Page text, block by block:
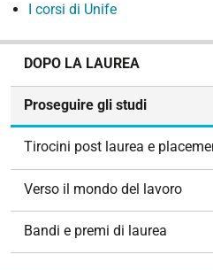
I corsi di Unife
DOPO LA LAUREA
Proseguire gli studi
Tirocini post laurea e
Verso il mondo del lavoro
Bandi e premi di laurea